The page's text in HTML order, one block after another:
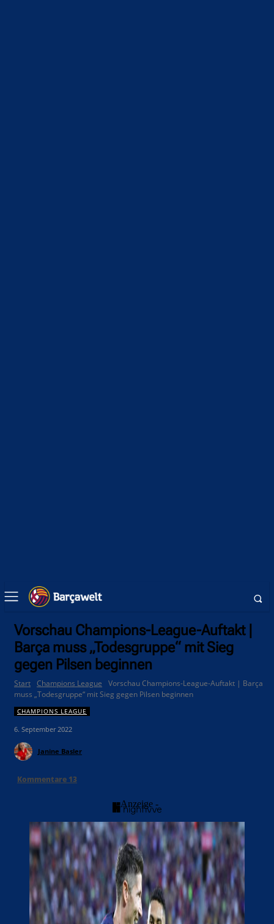
Vorschau Champions-League-Auftakt |
Barça muss „Todesgruppe“ mit Sieg
gegen Pilsen beginnen
Start Champions League
Vorschau Champions-League-Auftakt | Barça
muss „Todesgruppe“ mit Sieg gegen Pilsen beginnen
CHAMPIONS LEAGUE
6. September 2022
Janine Basler
Kommentare 13
- Anzeige -